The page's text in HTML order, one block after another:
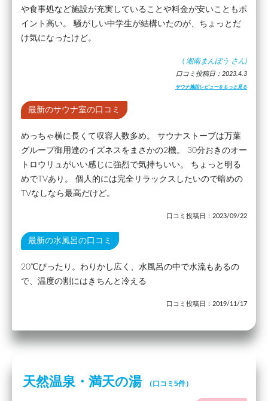
や食事処など施設が充実していることや料金が安いこともポ
イント高い。 騒がしい中学生が結構いたのが、ちょっとだ
け気になったけど。
( 湘南まんぼう さん)
口コミ投稿日：2023.4.3
サウナ施設レビューをもっと見る
最新のサウナ室の口コミ
めっちゃ横に長くて収容人数多め。 サウナストーブは万葉
グループ御用達のイズネスをまさかの2機。 30分おきのオー
トロウリュがいい感じに強烈で気持ちいい。 ちょっと明る
めでTVあり。 個人的には完全リラックスしたいので暗めの
TVなしなら最高だけど。
口コミ投稿日：2023/09/22
最新の水風呂の口コミ
20℃ぴったり。わりかし広く、水風呂の中で水流もあるの
で、温度の割にはきちんと冷える
口コミ投稿日：2019/11/17
天然温泉・満天の湯 （口コミ5件）